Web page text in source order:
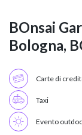
BOnsai
Bologna,
Carte di
Taxi
Evento